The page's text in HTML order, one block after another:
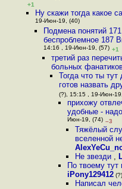
+1
Ну скажи тогда какое
19-Июн-19, (40)
Подмена понятий
беспроблемное 187
14:16 , 19-Июн-19, (57) +1
третий раз
больных
Тогда что ты
готов назвать
(?), 15:15 , 19-Июн-
прихожу
удобные -
Июн-19, (74) –3
Тяжёлый
вселенной
Не звезди ,
По твоему
iPony129412
Написал